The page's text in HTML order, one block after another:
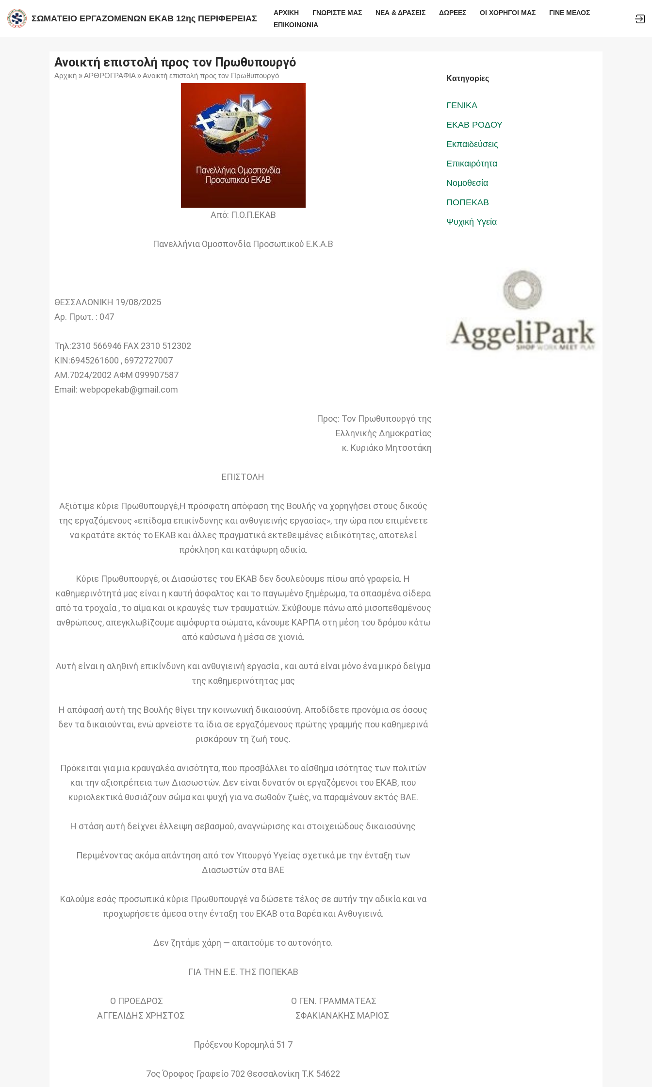
Μεταπηδήστε
ΣΩΜΑΤΕΙΟ ΕΡΓΑΖΟΜΕΝΩΝ ΕΚΑΒ 12ης ΠΕΡΙΦΕΡΕΙΑΣ
ΑΡΧΙΚΗ ΓΝΩΡΙΣΤΕ ΜΑΣ ΝΕΑ & ΔΡΑΣΕΙΣ ΔΩΡΕΕΣ ΟΙ ΧΟΡΗΓΟΙ ΜΑΣ
ΓΙΝΕ ΜΕΛΟΣ
ΕΠΙΚΟΙΝΩΝΙΑ
Ανοικτή επιστολή προς τον Πρωθυπουργό
Αρχική »ΑΡΘΡΟΓΡΑΦΙΑ»Ανοικτή επιστολή προς τον Πρωθυπουργό
Από: Π.Ο.Π.ΕΚΑΒ
Πανελλήνια Ομοσπονδία Προσωπικού Ε.Κ.Α.Β
ΘΕΣΣΑΛΟΝΙΚΗ 19/08/2025
Αρ. Πρωτ. : 047
Τηλ:2310 566946 FAX 2310 512302
ΚΙΝ:6945261600 , 6972727007
AM.7024/2002 ΑΦΜ 099907587
Email: webpopekab@gmail.com
Προς: Τον Πρωθυπουργό της
Ελληνικής Δημοκρατίας
κ. Κυριάκο Μητσοτάκη
ΕΠΙΣΤΟΛΗ
Αξιότιμε κύριε Πρωθυπουργέ,Η πρόσφατη απόφαση της Βουλής να χορηγήσει στους δικούς
της εργαζόμενους «επίδομα επικίνδυνης και ανθυγιεινής εργασίας», την ώρα που επιμένετε
να κρατάτε εκτός το ΕΚΑΒ και άλλες πραγματικά εκτεθειμένες ειδικότητες, αποτελεί
πρόκληση και κατάφωρη αδικία.
Κύριε Πρωθυπουργέ, οι Διασώστες του ΕΚΑΒ δεν δουλεύουμε πίσω από γραφεία. Η
καθημερινότητά μας είναι η καυτή άσφαλτος και το παγωμένο ξημέρωμα, τα σπασμένα σίδερα
από τα τροχαία , το αίμα και οι κραυγές των τραυματιών. Σκύβουμε πάνω από μισοπεθαμένους
ανθρώπους, απεγκλωβίζουμε αιμόφυρτα σώματα, κάνουμε ΚΑΡΠΑ στη μέση του δρόμου κάτω
από καύσωνα ή μέσα σε χιονιά.
Αυτή είναι η αληθινή επικίνδυνη και ανθυγιεινή εργασία , και αυτά είναι μόνο ένα μικρό δείγμα
της καθημερινότητας μας
Η απόφασή αυτή της Βουλής θίγει την κοινωνική δικαιοσύνη. Αποδίδετε προνόμια σε όσους
δεν τα δικαιούνται, ενώ αρνείστε τα ίδια σε εργαζόμενους πρώτης γραμμής που καθημερινά
ρισκάρουν τη ζωή τους.
Πρόκειται για μια κραυγαλέα ανισότητα, που προσβάλλει το αίσθημα ισότητας των πολιτών
και την αξιοπρέπεια των Διασωστών. Δεν είναι δυνατόν οι εργαζόμενοι του ΕΚΑΒ, που
κυριολεκτικά θυσιάζουν σώμα και ψυχή για να σωθούν ζωές, να παραμένουν εκτός ΒΑΕ.
Η στάση αυτή δείχνει έλλειψη σεβασμού, αναγνώρισης και στοιχειώδους δικαιοσύνης
Περιμένοντας ακόμα απάντηση από τον Υπουργό Υγείας σχετικά με την ένταξη των
Διασωστών στα ΒΑΕ
Καλούμε εσάς προσωπικά κύριε Πρωθυπουργέ να δώσετε τέλος σε αυτήν την αδικία και να
προχωρήσετε άμεσα στην ένταξη του ΕΚΑΒ στα Βαρέα και Ανθυγιεινά.
Δεν ζητάμε χάρη — απαιτούμε το αυτονόητο.
ΓΙΑ ΤΗΝ Ε.Ε. ΤΗΣ ΠΟΠΕΚΑΒ
Ο ΠΡΟΕΔΡΟΣ Ο ΓΕΝ. ΓΡΑΜΜΑΤΕΑΣ
ΑΓΓΕΛΙΔΗΣ ΧΡΗΣΤΟΣ ΣΦΑΚΙΑΝΑΚΗΣ ΜΑΡΙΟΣ
Πρόξενου Κορομηλά 51 7
7ος Όροφος Γραφείο 702 Θεσσαλονίκη Τ.Κ 54622
Kατηγορίες
ΓΕΝΙΚΑ
ΕΚΑΒ ΡΟΔΟΥ
Εκπαιδεύσεις
Επικαιρότητα
Νομοθεσία
ΠΟΠΕΚΑΒ
Ψυχική Υγεία